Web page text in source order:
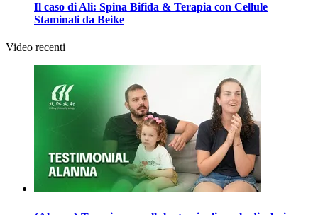
Il caso di Ali: Spina Bifida & Terapia con Cellule
Staminali da Beike
Video recenti